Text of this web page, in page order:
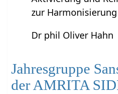
zur
Dr phil Oliver Hahn
Jahresgruppe
der AMRITA